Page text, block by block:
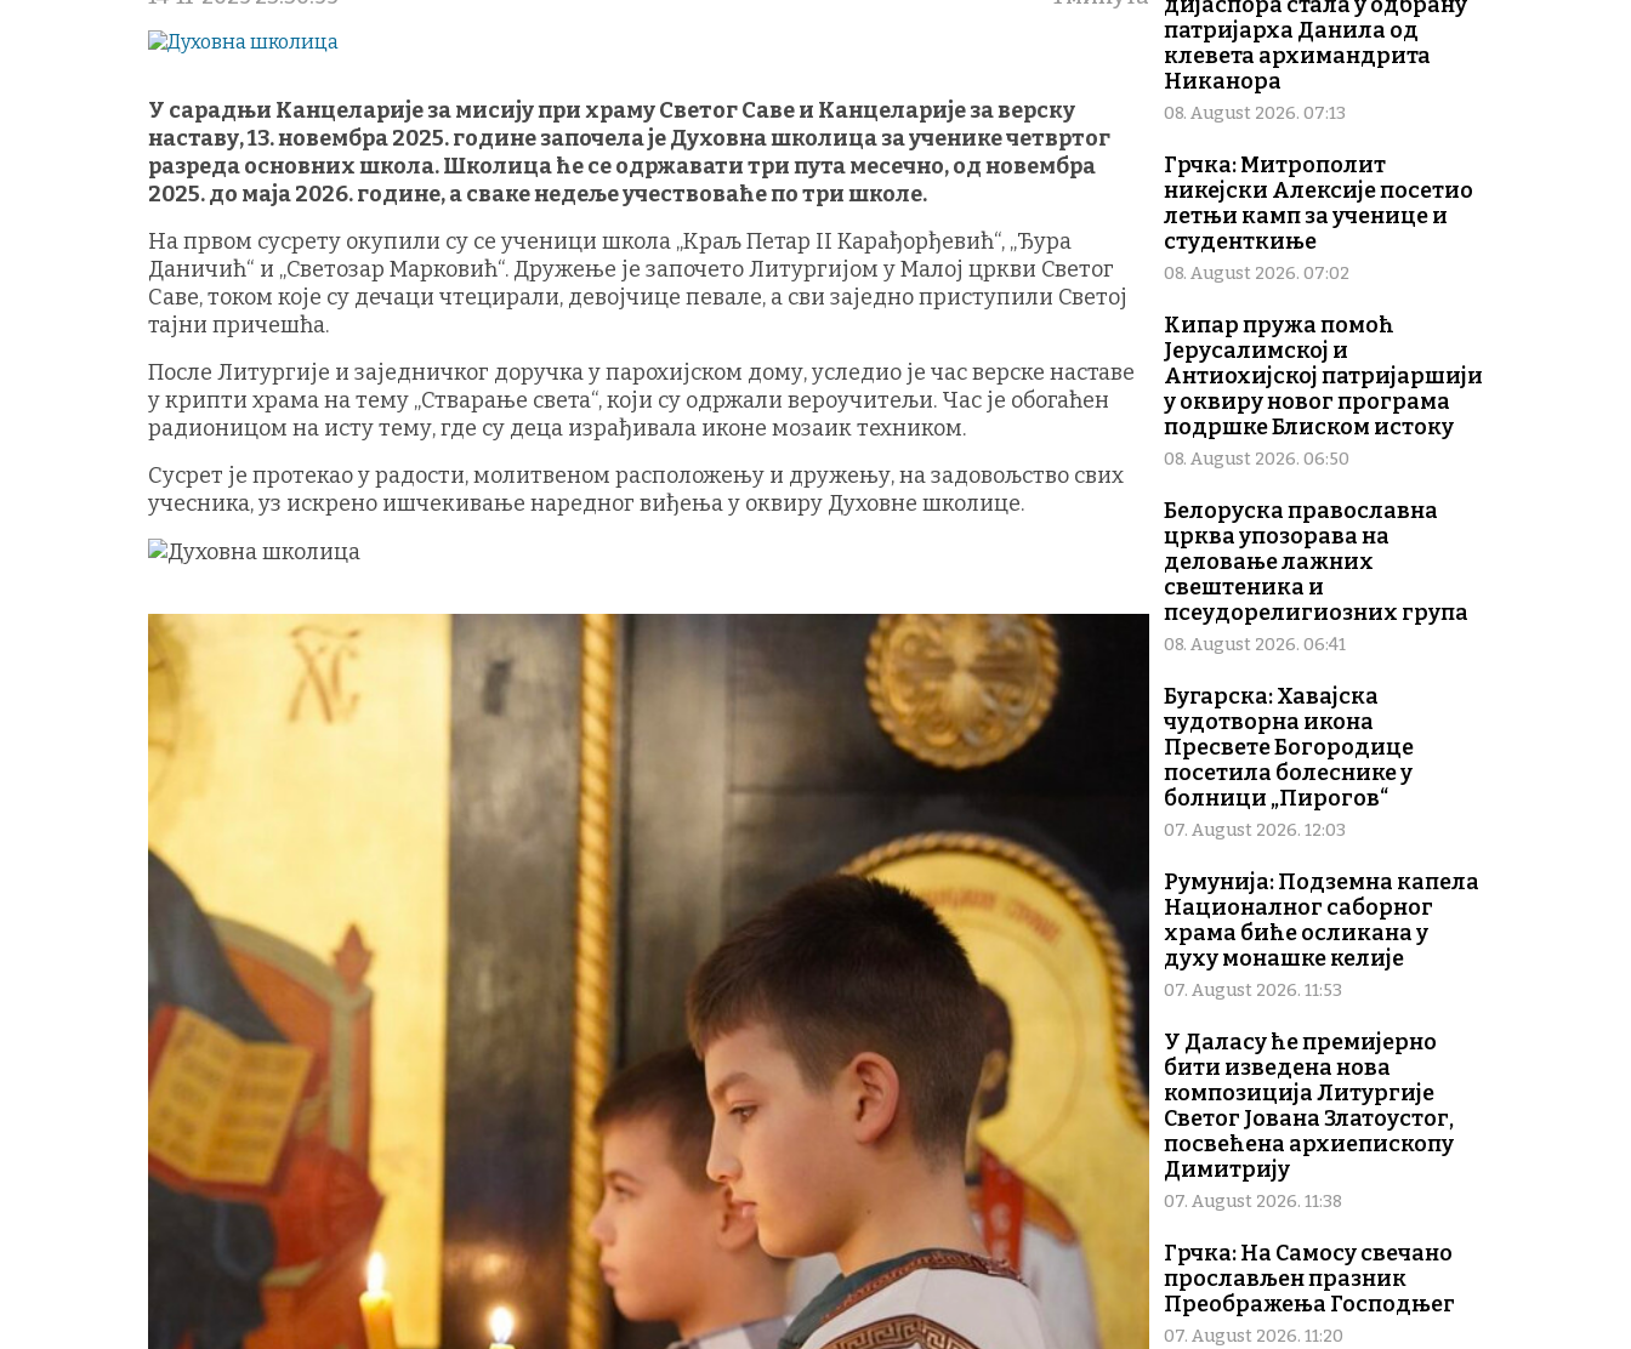
У сарадњи Канцеларије за мисију при храму Светог Саве и Канцеларије за верску
наставу, 13. новембра 2025. године започела је Духовна школица за ученике четвртог
разреда основних школа. Школица ће се одржавати три пута месечно, од новембра
2025. до маја 2026. године, а сваке недеље учествоваће по три школе.
На првом сусрету окупили су се ученици школа „Краљ Петар II Карађорђевић“, „Ђура
Даничић“ и „Светозар Марковић“. Дружење је започето Литургијом у Малој цркви Светог
Саве, током које су дечаци чтецирали, девојчице певале, а сви заједно приступили Светој
тајни причешћа.
После Литургије и заједничког доручка у парохијском дому, уследио је час верске наставе
у крипти храма на тему „Стварање света“, који су одржали вероучитељи. Час је обогаћен
радионицом на исту тему, где су деца израђивала иконе мозаик техником.
Сусрет је протекао у радости, молитвеном расположењу и дружењу, на задовољство свих
учесника, уз искрено ишчекивање наредног виђења у оквиру Духовне школице.
патријарха Данила од
клевета архимандрита
Никанора
08. August 2026. 07:13
Грчка: Митрополит
никејски Алексије посетио
летњи камп за ученице и
студенткиње
08. August 2026. 07:02
Кипар пружа помоћ
Јерусалимској и
Антиохијској патријаршији
у оквиру новог програма
подршке Блиском истоку
08. August 2026. 06:50
Белоруска православна
црква упозорава на
деловање лажних
свештеника и
псеудорелигиозних група
08. August 2026. 06:41
Бугарска: Хавајска
чудотворна икона
Пресвете Богородице
посетила болеснике у
болници „Пирогов“
07. August 2026. 12:03
Румунија: Подземна капела
Националног саборног
храма биће осликана у
духу монашке келије
07. August 2026. 11:53
У Даласу ће премијерно
бити изведена нова
композиција Литургије
Светог Јована Златоустог,
посвећена архиепископу
Димитрију
07. August 2026. 11:38
Грчка: На Самосу свечано
прослављен празник
Преображења Господњег
07. August 2026. 11:20